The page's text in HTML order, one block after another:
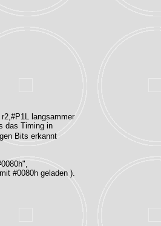
langsammer
das Timing in
Bits erkannt
#0080h geladen ).